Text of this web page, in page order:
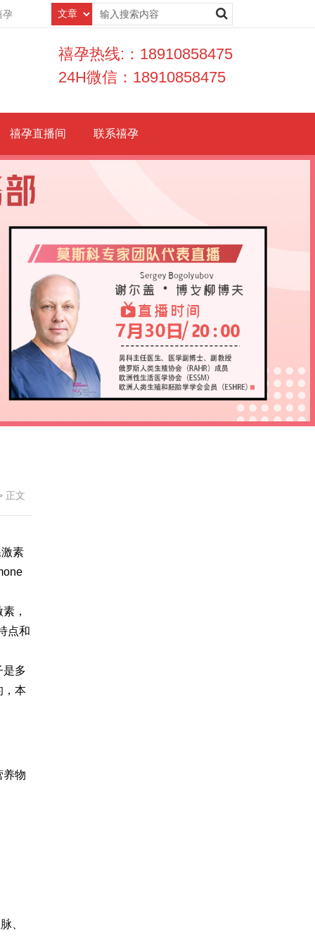
孕
禧孕热线:：18910858475
24H微信：18910858475
禧孕直播间 联系禧孕
正文
素
，
点和
是多
，本
养物
、